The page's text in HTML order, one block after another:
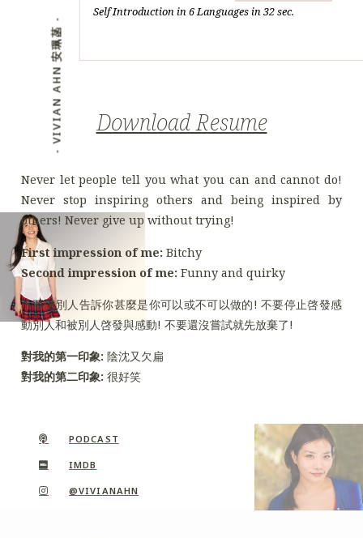
Self Introduction in 6 Languages in 32 sec.
- VIVIAN AHN 安珮菡 - Download Resume
Never let people tell you what you can and cannot do!
Never stop inspiring others and being inspired by
others! Never give up without trying!
First impression of me: Bitchy
Second impression of me: Funny and quirky
不要讓別人告訴你甚麼是你可以或不可以做的! 不要停止啓發感
動別人和被別人啓發與感動! 不要還沒嘗試就先放棄了!
對我的第一印象: 陰沈又欠扁
對我的第二印象: 很好笑
PODCAST
IMDB
@VIVIANAHN